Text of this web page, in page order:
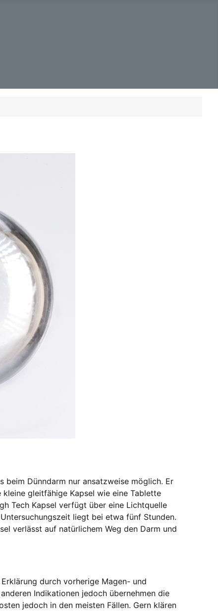
Dünndarm nur ansatzweise möglich. Er
gleitfähige Kapsel wie eine Tablette
Tech Kapsel verfügt über eine Lichtquelle
liegt bei etwa fünf Stunden.
verlässt auf natürlichem Weg den Darm und
durch vorherige Magen- und
Indikationen jedoch übernehmen die
jedoch in den meisten Fällen. Gern klären